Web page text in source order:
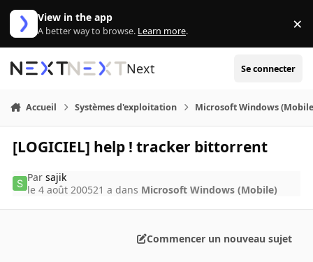
Aller au contenu
View in the app
A better way to browse. Learn more. ×
Next Se connecter
Accueil Systèmes d'exploitation Microsoft Windows
[LOGICIEL] help ! tracker bittorrent
Parsajik
le 4 août 200521 a dans Microsoft Windows (Mobile)
Commencer un nouveau sujet